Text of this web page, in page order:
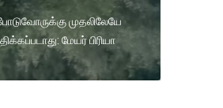
முதலிலேயே
மேயர் பிரியா